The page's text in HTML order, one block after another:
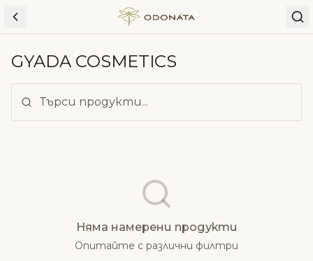
Skip to content
GYADA COSMETICS
Няма намерени продукти
Опитайте с различни филтри